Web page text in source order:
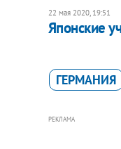
22 мая 2020, 19:51
Японские
ГЕРМАНИЯ
РЕКЛАМА